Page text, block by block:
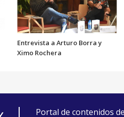
Entrevista a Arturo Borra y
Ximo Rochera
Portal de contenidos